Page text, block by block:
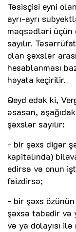
Təsisçisi eyni
ayrı-ayrı
məqsədləri üçün
sayılır.
olan şəxslər
hesablanması
həyata keçirilir.
Qeyd edək ki,
əsasən,
şəxslər sayılır:
- bir şəxs digər
kapitalında)
edirsə və onun
faizdirsə;
- bir şəxs
şəxsə tabedir və
və ya dolayısı